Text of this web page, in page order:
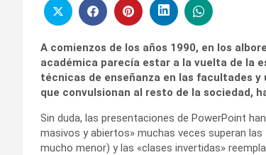
A comienzos de los años 1990, en los
académica parecía estar a la vuelta de la
técnicas de enseñanza en las facultades
que convulsionan al resto de la sociedad,
Sin duda, las presentaciones de PowerPoint
masivos y abiertos» muchas veces superan
mucho menor) y las «clases invertidas»